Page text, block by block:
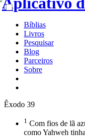
Bíblias
Livros
Pesquisar
Blog
Parceiros
Sobre
Êxodo 39
1 Com fios de lã
como Yahweh